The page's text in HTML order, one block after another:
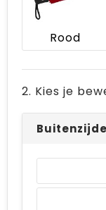
Bodywarmers
Ondergoed
Jute tassen
Laptop
Tablettassen
Rood
2. Kies je